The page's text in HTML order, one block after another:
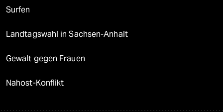
Surfen
Landtagswahl in Sachsen-Anhalt
Gewalt gegen Frauen
Nahost-Konflikt